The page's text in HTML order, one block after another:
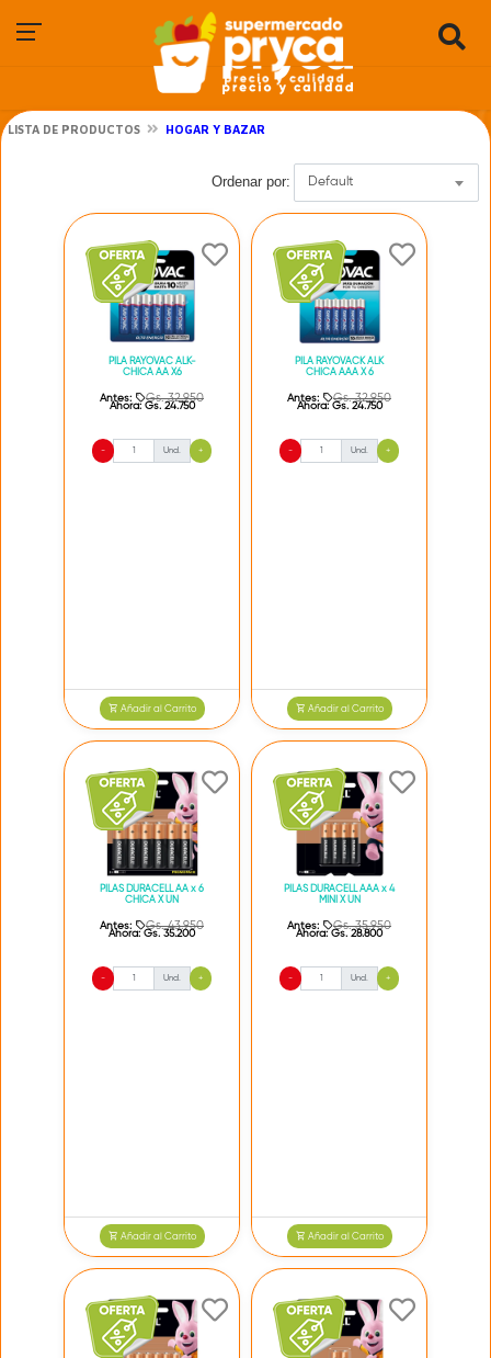
LISTA DE PRODUCTOS HOGAR Y BAZAR
Ordenar por: Default
PILA RAYOVAC ALK-
CHICA AA X6
Antes: Gs. 32.950
Ahora: Gs. 24.750
- Und. +
Añadir al Carrito
PILA RAYOVACK ALK
CHICA AAA X 6
Antes: Gs. 32.950
Ahora: Gs. 24.750
- Und. +
Añadir al Carrito
PILAS DURACELL AA x 6
CHICA X UN
Antes: Gs. 43.950
Ahora: Gs. 35.200
- Und. +
Añadir al Carrito
PILAS DURACELL AAA x 4
MINI X UN
Antes: Gs. 35.950
Ahora: Gs. 28.800
- Und. +
Añadir al Carrito